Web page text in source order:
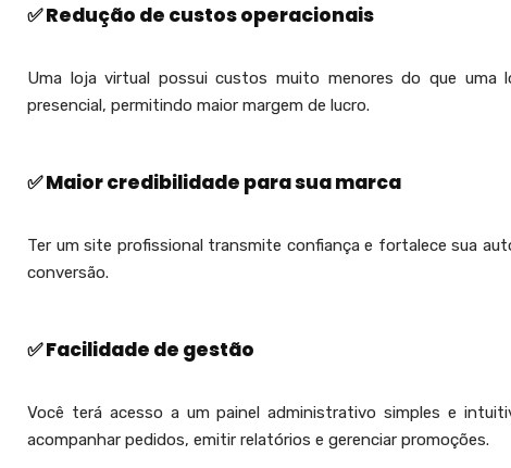
✅ Redução de custos operacionais
Uma loja virtual possui custos muito menores do que uma
presencial, permitindo maior margem de lucro.
✅ Maior credibilidade para sua marca
Ter um site profissional transmite confiança e fortalece sua
conversão.
✅ Facilidade de gestão
Você terá acesso a um painel administrativo simples e
acompanhar pedidos, emitir relatórios e gerenciar promoções.